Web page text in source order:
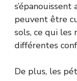
peuvent être
sols, ce qui
différentes
De plus, les